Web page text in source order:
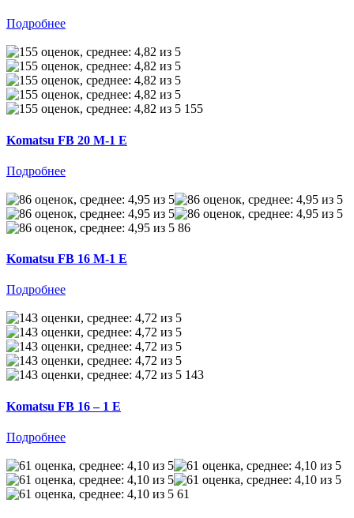
Подробнее
155
Komatsu FB 20 M-1 E
Подробнее
86
Komatsu FB 16 M-1 E
Подробнее
143
Komatsu FB 16 – 1 E
Подробнее
61